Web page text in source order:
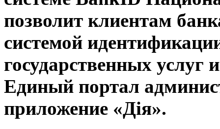
позволит клиентам
системой
государственных услуг
Единый портал
приложение «Дія».